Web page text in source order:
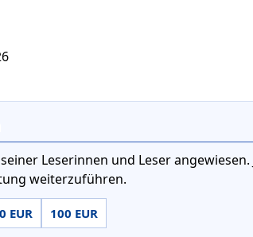
Leserinnen und Leser angewiesen.
weiterzuführen.
EUR 100 EUR